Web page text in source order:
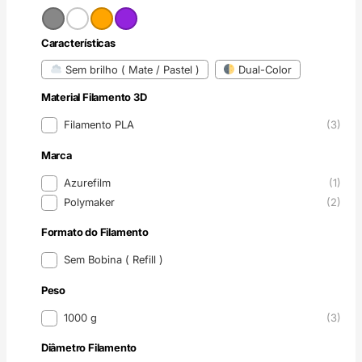
Cor
Características
Características
Sem brilho ( Mate / Pastel ) Dual-Color
Material Filamento 3D
Material Filamento 3D
Filamento PLA (3)
Marca
MarcaAzurefilm
(1)
Polymaker
(2)
Formato do Filamento
Formato do Filamento
Sem Bobina ( Refill )
Peso
Peso1000 g (3)
Diâmetro Filamento